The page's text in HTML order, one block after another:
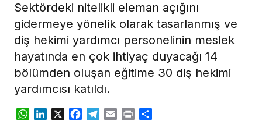
Sektördeki nitelikli eleman açığını
gidermeye yönelik olarak tasarlanmış ve
diş hekimi yardımcı personelinin meslek
hayatında en çok ihtiyaç duyacağı 14
bölümden oluşan eğitime 30 diş hekimi
yardımcısı katıldı.
WhatsApp
LinkedIn
X Facebook
Telegram
Email Print